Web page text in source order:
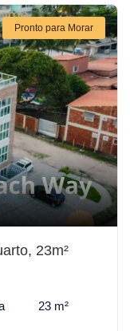
Pronto para Morar
23m²
23 m²